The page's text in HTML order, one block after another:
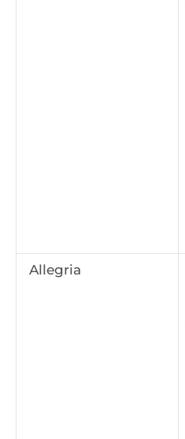
Allegria